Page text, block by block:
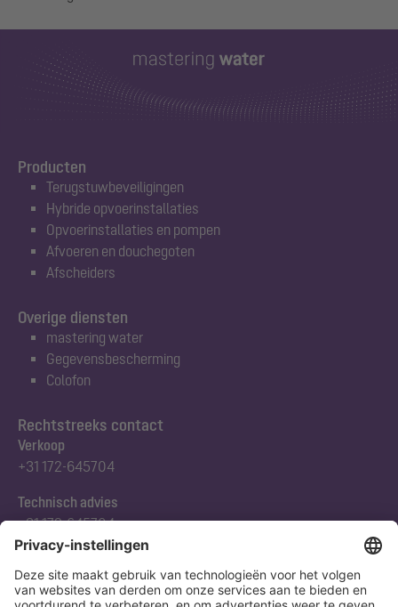
Producten
Terugstuwbeveiligingen
Hybride opvoerinstallaties
Opvoerinstallaties en pompen
Afvoeren en douchegoten
Afscheiders
Rechtstreeks contact
Verkoop
+31 172-645704
Technisch advies
+31 172-645704
Abonneert u zich op onze nieuwsbrief
Overige diensten
mastering water
Gegevensbescherming
Colofon